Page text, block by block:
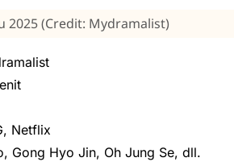
2025 (Credit: Mydramalist)
Netflix
Gong Hyo Jin, Oh Jung Se, dll.